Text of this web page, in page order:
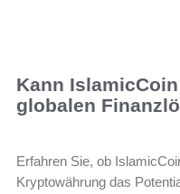
Kann
globalen
Erfahren Sie, ob
Kryptowährung das